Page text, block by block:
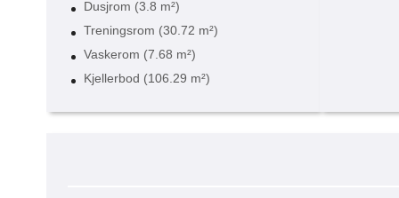
Dusjrom (3.8 m²)
Treningsrom (30.72 m²)
Vaskerom (7.68 m²)
Kjellerbod (106.29 m²)